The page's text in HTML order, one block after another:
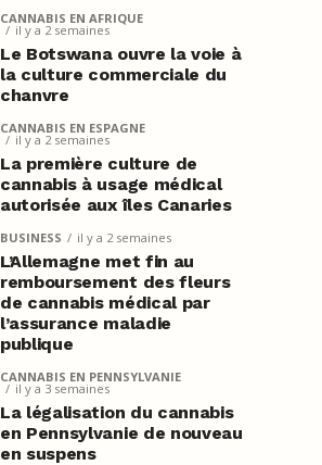
CANNABIS EN AFRIQUE
il y a 2 semaines
Le Botswana ouvre la voie à
la culture commerciale du
chanvre
CANNABIS EN ESPAGNE
il y a 2 semaines
La première culture de
cannabis à usage médical
autorisée aux îles Canaries
BUSINESS il y a 2 semaines
L’Allemagne met fin au
remboursement des fleurs
de cannabis médical par
l’assurance maladie
publique
CANNABIS EN PENNSYLVANIE
il y a 3 semaines
La légalisation du cannabis
en Pennsylvanie de nouveau
en suspens